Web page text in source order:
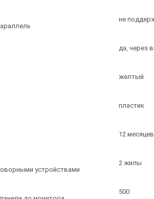
не
да, через
желтый
пластик
12 месяцев
устройствами
2 жилы
500